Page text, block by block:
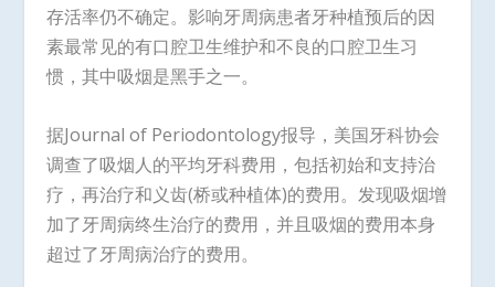
存活率仍不确定。影响牙周病患者牙种植预后的因
素最常见的有口腔卫生维护和不良的口腔卫生习
惯，其中吸烟是黑手之一。
据Journal of Periodontology报导，美国牙科协会
调查了吸烟人的平均牙科费用，包括初始和支持治
疗，再治疗和义齿(桥或种植体)的费用。发现吸烟增
加了牙周病终生治疗的费用，并且吸烟的费用本身
超过了牙周病治疗的费用。